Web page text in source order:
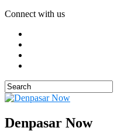
Connect with us
Denpasar Now